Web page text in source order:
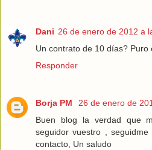
Dani 26 de enero de 2012 a
Un contrato de 10 días? Puro
Responder
Borja PM
26 de enero de
Buen blog la verdad que
seguidor vuestro ,
contacto, Un saludo